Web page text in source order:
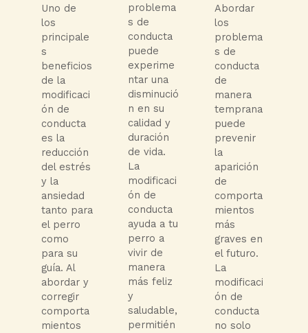
Uno de
los
principale
s
beneficios
de la
modificaci
ón de
conducta
es la
reducción
del estrés
y la
ansiedad
tanto para
el perro
como
para su
guía. Al
abordar y
corregir
comporta
mientos
problema
s de
conducta
puede
experime
ntar una
disminució
n en su
calidad y
duración
de vida.
La
modificaci
ón de
conducta
ayuda a tu
perro a
vivir de
manera
más feliz
y
saludable,
permitién
Abordar
los
problema
s de
conducta
de
manera
temprana
puede
prevenir
la
aparición
de
comporta
mientos
más
graves en
el futuro.
La
modificaci
ón de
conducta
no solo